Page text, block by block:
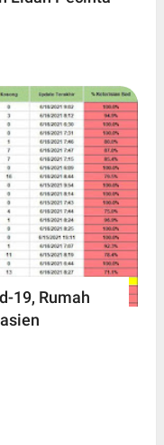
19, Rumah